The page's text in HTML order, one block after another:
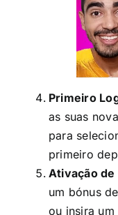
Primeiro
as suas
para
primeiro
Ativação de
um bónus
ou insira